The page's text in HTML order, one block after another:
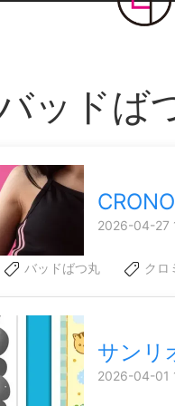
バッド
2026-04-27
バッドばつ丸 クロ
サンリ
2026-04-01